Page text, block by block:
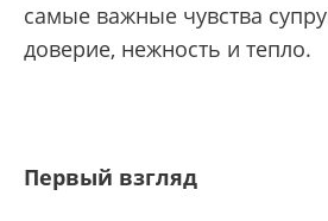
самые важные чувства
доверие, нежность и тепло.
Первый взгляд